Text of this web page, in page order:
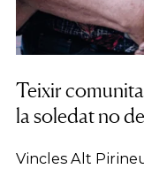
Teixir
la soledat no
Vincles Alt